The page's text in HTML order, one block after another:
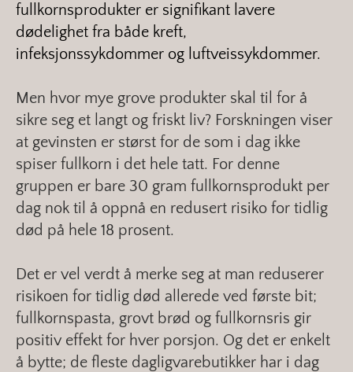
fullkornsprodukter er signifikant lavere
dødelighet fra både kreft,
infeksjonssykdommer og luftveissykdommer.
Men hvor mye grove produkter skal til for å
sikre seg et langt og friskt liv? Forskningen viser
at gevinsten er størst for de som i dag ikke
spiser fullkorn i det hele tatt. For denne
gruppen er bare 30 gram fullkornsprodukt per
dag nok til å oppnå en redusert risiko for tidlig
død på hele 18 prosent.
Det er vel verdt å merke seg at man reduserer
risikoen for tidlig død allerede ved første bit;
fullkornspasta, grovt brød og fullkornsris gir
positiv effekt for hver porsjon. Og det er enkelt
å bytte; de fleste dagligvarebutikker har i dag